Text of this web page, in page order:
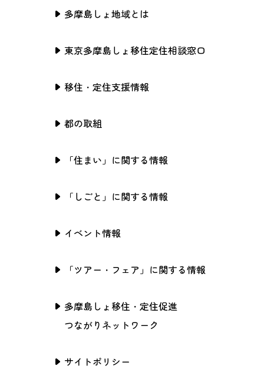
多摩島しょ地域とは
東京多摩島しょ移住定住相談窓口
移住・定住支援情報
都の取組
「住まい」に関する情報
「しごと」に関する情報
イベント情報
「ツアー・フェア」に関する情報
多摩島しょ移住・定住促進
つながりネットワーク
サイトポリシー